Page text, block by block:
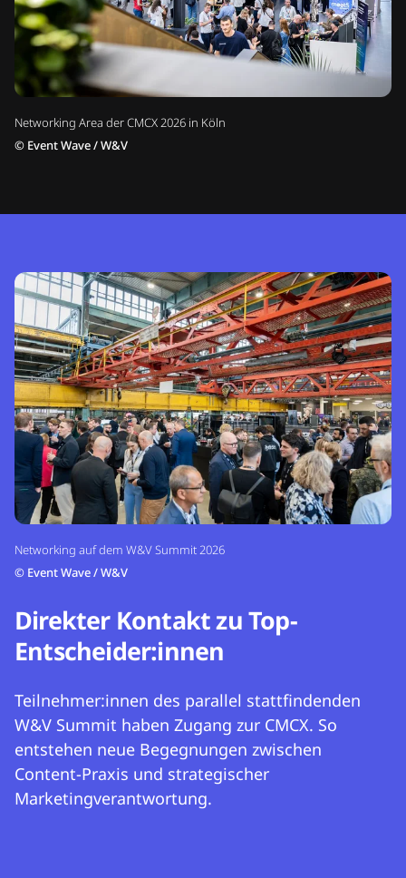
Networking Area der CMCX 2026 in Köln
© Event Wave / W&V
Networking auf dem W&V Summit 2026
© Event Wave / W&V
Direkter Kontakt zu Top-
Entscheider:innen
Teilnehmer:innen des parallel stattfindenden
W&V Summit haben Zugang zur CMCX. So
entstehen neue Begegnungen zwischen
Content-Praxis und strategischer
Marketingverantwortung.